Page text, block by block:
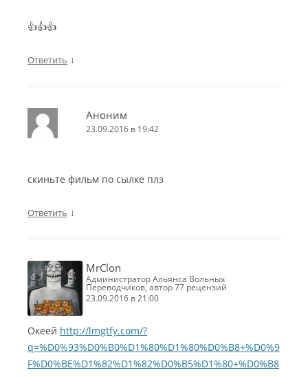
👍👍👍
Ответить ↓
Аноним
23.09.2016 в 19:42
скиньте фильм по сылке плз
Ответить ↓
MrClon
Администратор Альянса Вольных
Переводчиков, автор 77 рецензий
23.09.2016 в 21:00
Океей http://lmgtfy.com/?
q=%D0%93%D0%B0%D1%80%D1%80%D0%B8+%D0%9
F%D0%BE%D1%82%D1%82%D0%B5%D1%80+%D0%B8